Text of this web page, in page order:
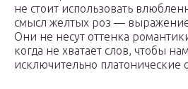
не стоит использовать
смысл желтых роз —
Они не несут оттенка
когда не хватает слов, чтобы
исключительно платонические